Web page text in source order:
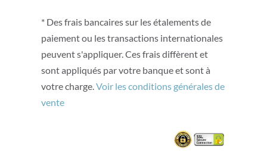
Doula
à
large
spectre
hybride
Suisse
* Des frais bancaires sur les étalements de
paiement ou les transactions internationales
peuvent s'appliquer. Ces frais diffèrent et
sont appliqués par votre banque et sont à
votre charge.Voir les conditions générales de
vente